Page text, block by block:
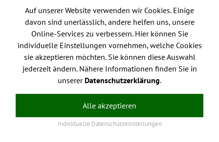
den Ablauf des Tages überlegen.
Für nähere Informationen zu unserem Kindergarten
informieren wir Sie gerne persönlich in unserem
Kindergarten. Vereinbaren Sie einfach einen Termin
mit uns.
Datenschutz Impressum
Auf unserer Website verwenden wir Cookies. Einige
davon sind unerlässlich, andere helfen uns, unsere
Online-Services zu verbessern. Hier können Sie
individuelle Einstellungen vornehmen, welche Cookies
sie akzeptieren möchten. Sie können diese Auswahl
jederzeit ändern. Nähere Informationen finden Sie in
unserer Datenschutzerklärung.
Alle akzeptieren
Individuelle Datenschutzeinstellungen